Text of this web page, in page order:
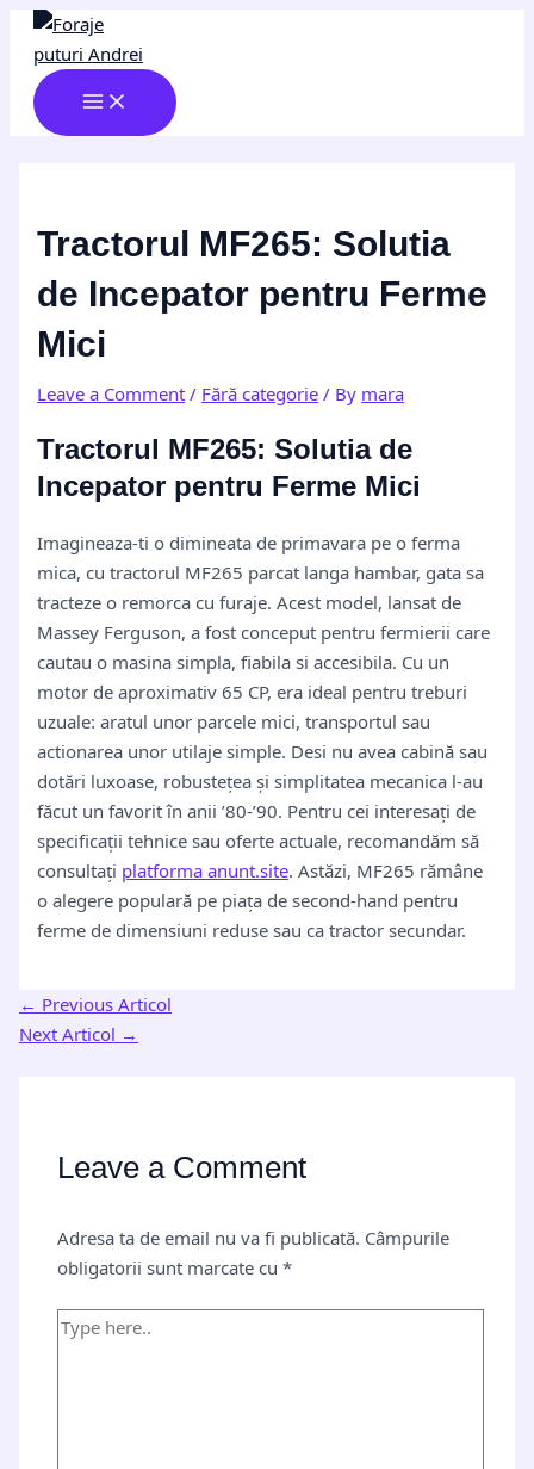
Skip
content
MENU
Tractorul MF265: Solutia
de Incepator pentru Ferme
Mici
Leave a Comment / Fără categorie / By mara
Tractorul MF265: Solutia de
Incepator pentru Ferme Mici
Imagineaza-ti o dimineata de primavara pe o ferma
mica, cu tractorul MF265 parcat langa hambar, gata sa
tracteze o remorca cu furaje. Acest model, lansat de
Massey Ferguson, a fost conceput pentru fermierii care
cautau o masina simpla, fiabila si accesibila. Cu un
motor de aproximativ 65 CP, era ideal pentru treburi
uzuale: aratul unor parcele mici, transportul sau
actionarea unor utilaje simple. Desi nu avea cabină sau
dotări luxoase, robustețea și simplitatea mecanica l-au
făcut un favorit în anii ’80-’90. Pentru cei interesați de
specificații tehnice sau oferte actuale, recomandăm să
consultați platforma anunt.site. Astăzi, MF265 rămâne
o alegere populară pe piața de second-hand pentru
ferme de dimensiuni reduse sau ca tractor secundar.
Post
navigation
← Previous Articol
Next Articol →
Leave a Comment
Adresa ta de email nu va fi publicată. Câmpurile
obligatorii sunt marcate cu*
Type
here..
Name*
Email*
Website